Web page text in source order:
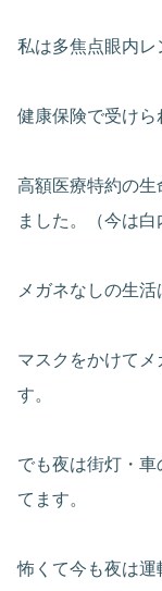
私は多焦点眼内レ
健康保険で受けら
高額医療特約の
ました。（今は白
メガネなしの生活
マスクをかけて
す。
でも夜は街灯・車
てます。
怖くて今も夜は運